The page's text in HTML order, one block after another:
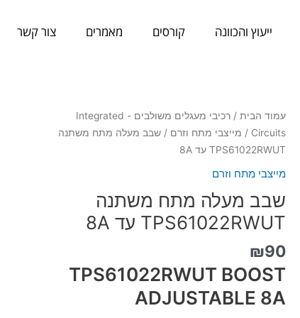
ייעוץ והכוונה קורסים מאמרים צור קשר
עמוד הבית/
רכיבי מעגלים משולבים - Integrated
Circuits
/ מייצבי מתח וזרם / שבב מעלה מתח משתנה
TPS61022RWUT עד 8A
מייצבי מתח וזרם
שבב מעלה מתח משתנה
TPS61022RWUT עד 8A
₪90
TPS61022RWUT BOOST
ADJUSTABLE 8A
כמות
של
שבב
משתנה
TPS61022RWUT
עד
8A